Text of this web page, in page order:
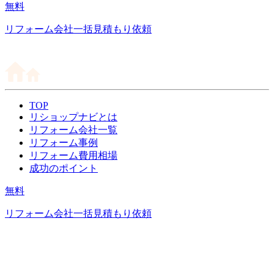
無料
リフォーム会社一括見積もり依頼
TOP
リショップナビとは
リフォーム会社一覧
リフォーム事例
リフォーム費用相場
成功のポイント
無料
リフォーム会社一括見積もり依頼